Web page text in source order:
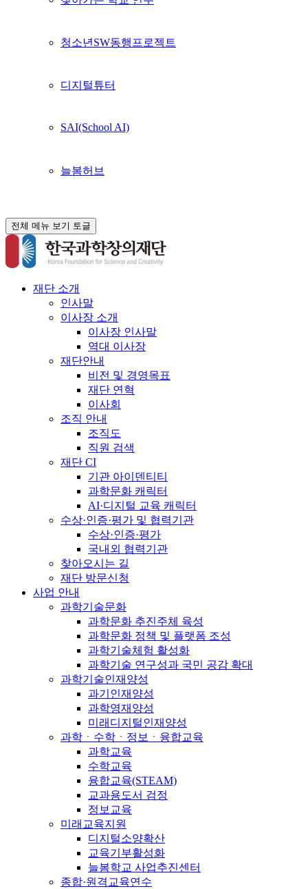
청소년SW동행프로젝트
디지털튜터
SAI(School AI)
늘봄허브
전체 메뉴 보기 토글
재단 소개
인사말
이사장 소개
이사장 인사말
역대 이사장
재단안내
비전 및 경영목표
재단 연혁
이사회
조직 안내
조직도
직원 검색
재단 CI
기관 아이덴티티
과학문화 캐릭터
AI·디지털 교육 캐릭터
수상·인증·평가 및 협력기관
수상·인증·평가
국내외 협력기관
찾아오시는 길
재단 방문신청
사업 안내
과학기술문화
과학문화 추진주체 육성
과학문화 정책 및 플랫폼 조성
과학기술체험 활성화
과학기술 연구성과 국민 공감 확대
과학기술인재양성
과기인재양성
과학영재양성
미래디지털인재양성
과학ㆍ수학ㆍ정보ㆍ융합교육
과학교육
수학교육
융합교육(STEAM)
교과용도서 검정
정보교육
미래교육지원
디지털소양확산
교육기부활성화
늘봄학교 사업추진센터
종합·원격교육연수